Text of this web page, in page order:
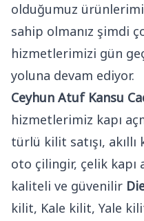
olduğumuz
sahip olmanız şimdi
hizmetlerimizi gün
yoluna devam ediyor.
Ceyhun Atuf Kansu
hizmetlerimiz kapı
türlü kilit satışı,
oto çilingir, çelik kapı
kaliteli ve güvenilir
kilit, Kale kilit, Yale